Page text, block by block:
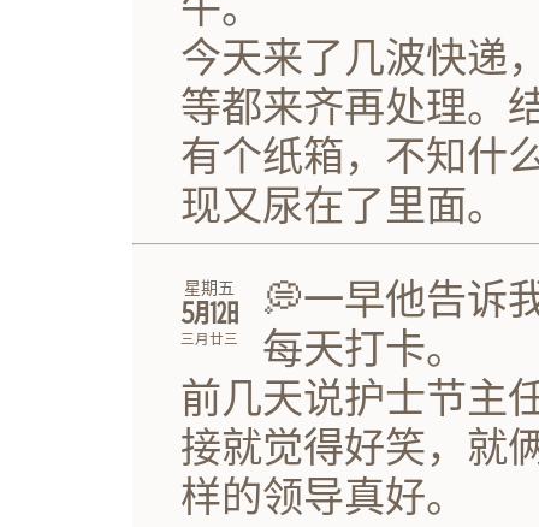
今天来了几波快递
等都来齐再处理。
有个纸箱，不知什
现又尿在了里面。
星期五
㋄㏫
三月廿三
💭一早他告诉
每天打卡。
前几天说护士节主
接就觉得好笑，就
样的领导真好。